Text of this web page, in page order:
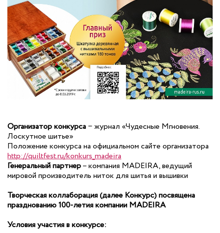
Организатор конкурса − журнал «Чудесные Мгновения.
Лоскутное шитье»
Положение конкурса на официальном сайте организатора
http://quiltfest.ru/konkurs_madeira
Генеральный партнер– компания MADEIRA, ведущий
мировой производитель ниток для шитья и вышивки
Творческая коллаборация (далее Конкурс) посвящена
празднованию 100-летия компании MADEIRA
Условия участия в конкурсе: